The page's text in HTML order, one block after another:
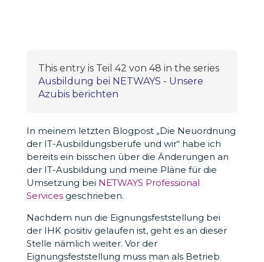
This entry is Teil 42 von 48 in the series
Ausbildung bei NETWAYS - Unsere
Azubis berichten
In meinem letzten Blogpost „Die Neuordnung
der IT-Ausbildungsberufe und wir“ habe ich
bereits ein bisschen über die Änderungen an
der IT-Ausbildung und meine Pläne für die
Umsetzung bei NETWAYS Professional
Servicesgeschrieben.
Nachdem nun die Eignungsfeststellung bei
der IHK positiv gelaufen ist, geht es an dieser
Stelle nämlich weiter. Vor der
Eignungsfeststellung muss man als Betrieb